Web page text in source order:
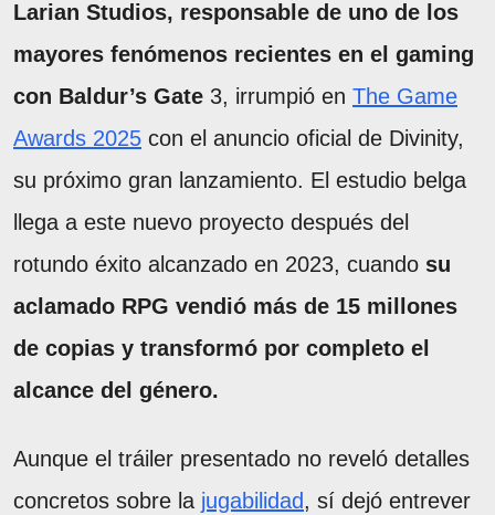
Larian Studios, responsable de uno de los
mayores fenómenos recientes en el gaming
con Baldur’s Gate 3, irrumpió en The Game
Awards 2025 con el anuncio oficial de Divinity,
su próximo gran lanzamiento. El estudio belga
llega a este nuevo proyecto después del
rotundo éxito alcanzado en 2023, cuando su
aclamado RPG vendió más de 15 millones
de copias y transformó por completo el
alcance del género.
Aunque el tráiler presentado no reveló detalles
concretos sobre la jugabilidad, sí dejó entrever